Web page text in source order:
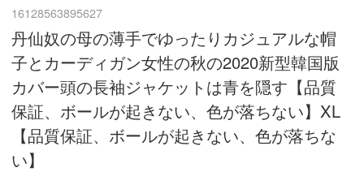
16128563895627
丹仙奴の母の薄手でゆったりカジュアルな帽
子とカーディガン女性の秋の2020新型韓国版
カバー頭の長袖ジャケットは青を隠す【品質
保証、ボールが起きない、色が落ちない】XL
【品質保証、ボールが起きない、色が落ちな
い】